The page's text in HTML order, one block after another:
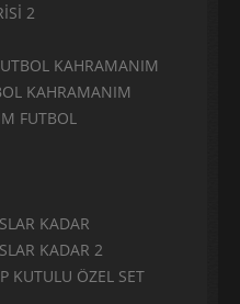
2
KAHRAMANIM
KAHRAMANIM
FUTBOL
KADAR
KADAR 2
KUTULU ÖZEL SET